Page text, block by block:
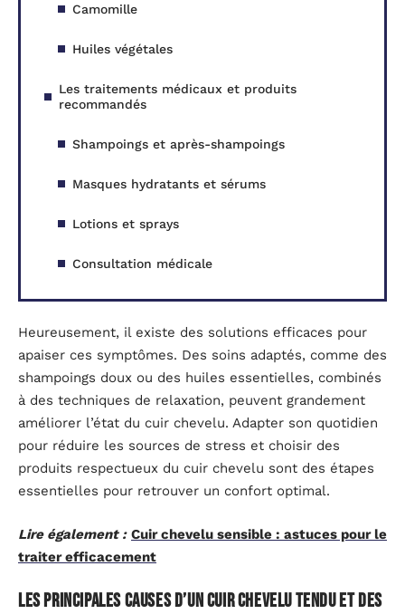
Camomille
Huiles végétales
Les traitements médicaux et produits
recommandés
Shampoings et après-shampoings
Masques hydratants et sérums
Lotions et sprays
Consultation médicale
Heureusement, il existe des solutions efficaces pour
apaiser ces symptômes. Des soins adaptés, comme des
shampoings doux ou des huiles essentielles, combinés
à des techniques de relaxation, peuvent grandement
améliorer l’état du cuir chevelu. Adapter son quotidien
pour réduire les sources de stress et choisir des
produits respectueux du cuir chevelu sont des étapes
essentielles pour retrouver un confort optimal.
Lire également : Cuir chevelu sensible : astuces pour le
traiter efficacement
Les principales causes d’un cuir chevelu tendu et des